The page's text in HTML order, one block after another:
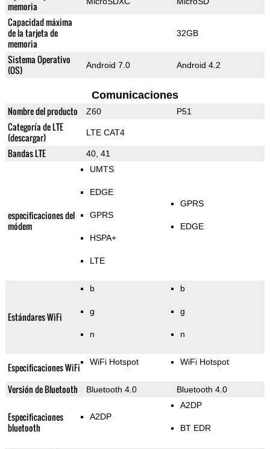
memoria
Capacidad máxima
de la tarjeta de
memoria
32GB
Sistema Operativo
(OS)
Android 7.0 Android 4.2
Comunicaciones
Nombre del producto Z60 P51
Categoría de LTE
(descargar)
LTE CAT4
Bandas LTE 40, 41
especificaciones del
módem
UMTS
EDGE
GPRS
HSPA+
LTE
GPRS
EDGE
Estándares WiFi
b
g
n
b
g
n
Especificaciones WiFi WiFi Hotspot WiFi Hotspot
Versión de Bluetooth Bluetooth 4.0 Bluetooth 4.0
Especificaciones
bluetooth
A2DP
A2DP
BT EDR